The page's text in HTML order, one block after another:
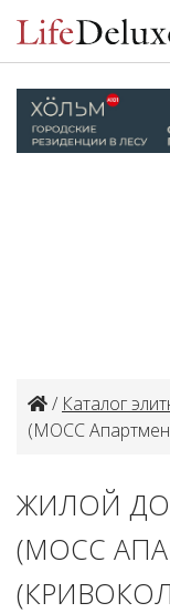
/ Каталог
(МОСС
ЖИЛОЙ ДОМ
(МОСС